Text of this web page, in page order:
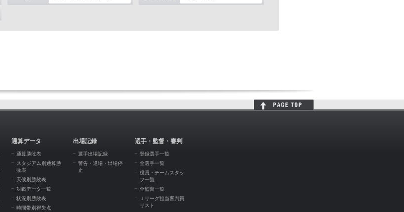
通算データ
通算勝敗表
スタジアム別通算勝
敗表
天候別勝敗表
対戦データ一覧
状況別勝敗表
時間帯別得失点
出場記録
選手出場記録
警告・退場・出場停
止
選手・監督・審判
登録選手一覧
全選手一覧
役員・チームスタッ
フ一覧
全監督一覧
Ｊリーグ担当審判員
リスト